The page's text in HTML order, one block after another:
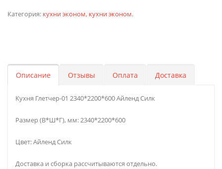
Категория: кухни эконом, кухни эконом.
Описание Отзывы Оплата Доставка
Кухня Глетчер-01 2340*2200*600 Айленд Силк
Размер (В*Ш*Г), мм: 2340*2200*600
Цвет: Айленд Силк
Доставка и сборка рассчитываются отдельно.